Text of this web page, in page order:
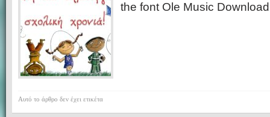
the font Ole Music
Αυτό το άρθρο δεν έχει ετικέτα